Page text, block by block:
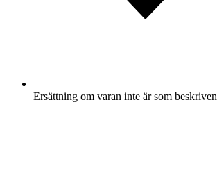
Ersättning om varan inte är som beskriven